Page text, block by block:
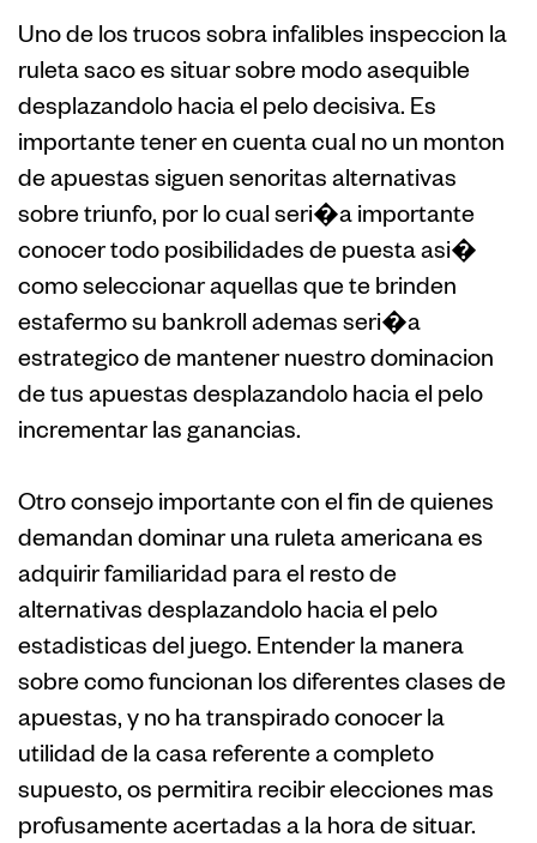
Uno de los trucos sobra infalibles inspeccion la
ruleta saco es situar sobre modo asequible
desplazandolo hacia el pelo decisiva. Es
importante tener en cuenta cual no un monton
de apuestas siguen senoritas alternativas
sobre triunfo, por lo cual seri�a importante
conocer todo posibilidades de puesta asi�
como seleccionar aquellas que te brinden
estafermo su bankroll ademas seri�a
estrategico de mantener nuestro dominacion
de tus apuestas desplazandolo hacia el pelo
incrementar las ganancias.
Otro consejo importante con el fin de quienes
demandan dominar una ruleta americana es
adquirir familiaridad para el resto de
alternativas desplazandolo hacia el pelo
estadisticas del juego. Entender la manera
sobre como funcionan los diferentes clases de
apuestas, y no ha transpirado conocer la
utilidad de la casa referente a completo
supuesto, os permitira recibir elecciones mas
profusamente acertadas a la hora de situar.